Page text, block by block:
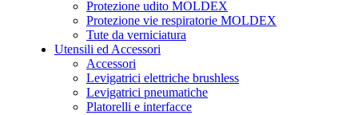
Tipologia protezione personale
Protezione udito MOLDEX
Protezione vie respiratorie MOLDEX
Tute da verniciatura
Utensili ed Accessori
Accessori
Levigatrici elettriche brushless
Levigatrici pneumatiche
Platorelli e interfacce